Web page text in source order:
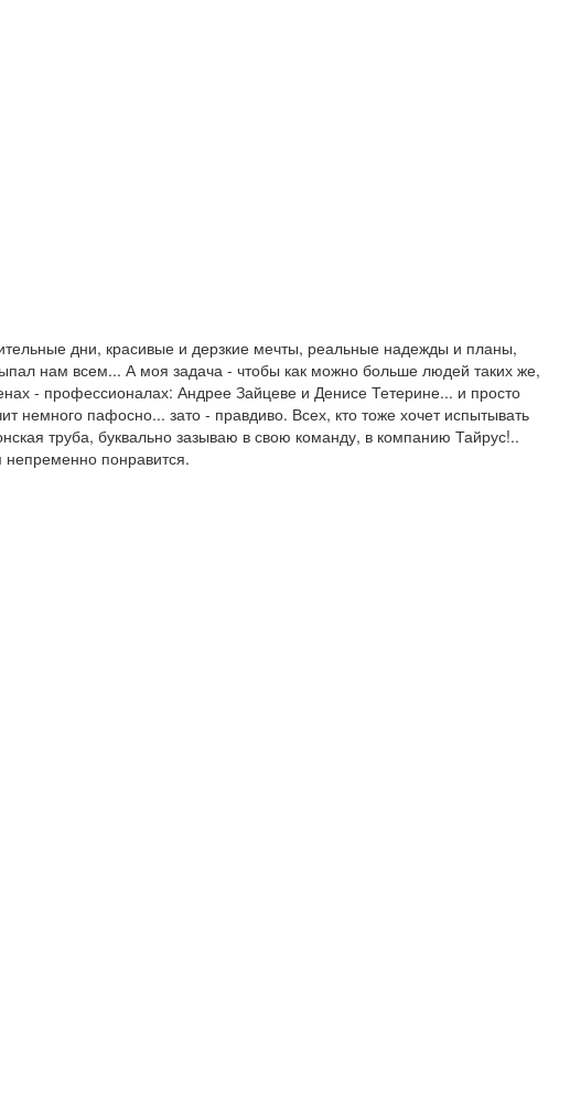
дни, красивые и дерзкие мечты, реальные надежды и планы,
нам всем... А моя задача - чтобы как можно больше людей таких же,
- профессионалах: Андрее Зайцеве и Денисе Тетерине... и просто
немного пафосно... зато - правдиво. Всех, кто тоже хочет испытывать
труба, буквально зазываю в свою команду, в компанию Тайрус!..
понравится.